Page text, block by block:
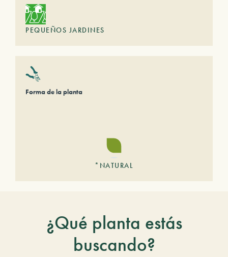
PEQUEÑOS JARDINES
Forma de la planta
*NATURAL
¿Qué planta estás
buscando?